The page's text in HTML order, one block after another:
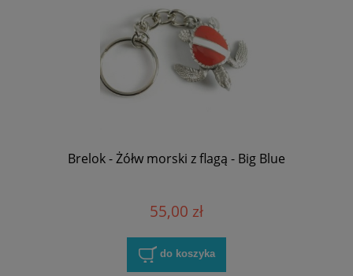
Brelok - Żółw morski z flagą - Big Blue
55,00 zł
do koszyka